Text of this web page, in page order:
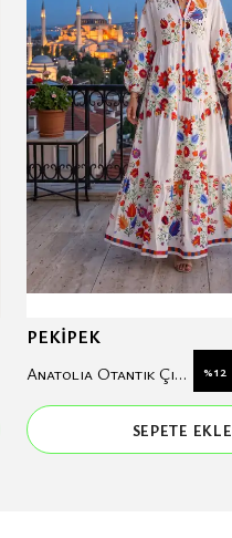
PEKİPEK
Anatolia Otantik Çiçek Desenli Hakim Yaka Modal Elbise %12
SEPETE EKLE